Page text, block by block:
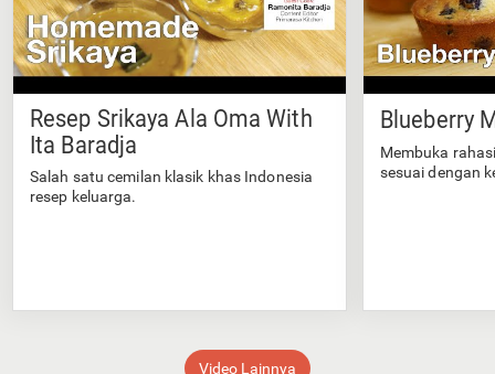
Resep Srikaya Ala Oma With
Ita Baradja
Salah satu cemilan klasik khas Indonesia
resep keluarga.
Blueberry
Membuka
sesuai dengan
Video Lainnya